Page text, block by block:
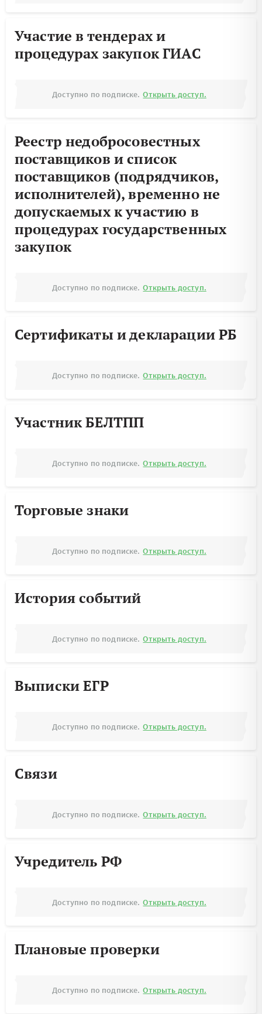
Участие в тендерах и
процедурах закупок ГИАС
Доступно по подписке. Открыть доступ.
Реестр недобросовестных
поставщиков и список
поставщиков (подрядчиков,
исполнителей), временно не
допускаемых к участию в
процедурах государственных
закупок
Доступно по подписке. Открыть доступ.
Сертификаты и декларации РБ
Доступно по подписке. Открыть доступ.
Участник БЕЛТПП
Доступно по подписке. Открыть доступ.
Торговые знаки
Доступно по подписке. Открыть доступ.
История событий
Доступно по подписке. Открыть доступ.
Выписки ЕГР
Доступно по подписке. Открыть доступ.
Связи
Доступно по подписке. Открыть доступ.
Учредитель РФ
Доступно по подписке. Открыть доступ.
Плановые проверки
Доступно по подписке. Открыть доступ.